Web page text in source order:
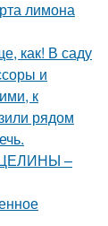
лимона
как! В саду
и
к
рядом
ЦЕЛИНЫ –